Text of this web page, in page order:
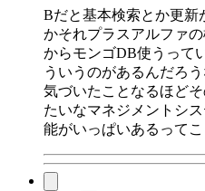
Bだと基本検索とか更新
かそれプラスアルファ
からモンゴDB使うって
ういうのがあるんだろ
気づいたことなるほど
たいなマネジメントシ
能がいっぱいあるって